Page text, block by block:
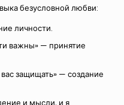
безусловной любви:
личности.
важны» — принятие
защищать» — создание